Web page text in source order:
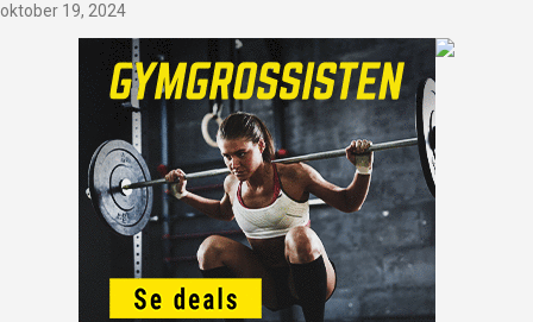
oktober 19, 2024